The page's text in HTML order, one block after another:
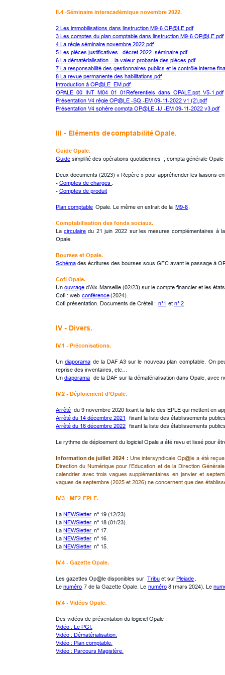
II.4 -Séminaire interacadémique novembre 2022.
2 Les immobilisations dans linstruction M9-6 OP@LE.pdf
3 Les comptes du plan comptable dans linstruction M9-6 OP@LE.pdf
4 La régie séminaire novembre 2022.pdf
5 Les pièces justificatives_ décret 2022_séminaire.pdf
6 La dématérialisation – la valeur probante des pièces.pdf
7 La responsabilité des gestionnaires publics et le contrôle interne
8 La revue permanente des habilitations.pdf
Introduction à OP@LE_EM.pdf
OPALE_00_INT_M04_01_01Referentiels_dans_OPALE.ppt_V5-1.pdf
Présentation V4 régie OP@LE -SQ -EM 09-11-2022 v1 (2).pdf
Présentation V4 sphère compta OP@LE -IJ -EM 09-11-2022 v3.pdf
III - Eléments de comptabilité Opale.
Guide Opale.
Guide simplifié des opérations quotidiennes  ; compta générale
Deux documents (2023) « Repère » pour appréhender les liaisons
- Comptes de charges .
- Comptes de produit
Plan comptable Opale. Le même en extrait de la M9-6.
Comptabilisation des fonds sociaux.
La circulaire du 21 juin 2022 sur les mesures complémentaires à la
Opale.
Bourses et Opale.
Schéma des écritures des bourses sous GFC avant le passage à
Cofi Opale.
Un ouvrage d’Aix-Marseille (02/23) sur le compte financier et les
Cofi : web conférence (2024).
Cofi présentation. Documents de Créteil : n°1 et n° 2.
IV - Divers.
IV.1 - Préconisations.
Un diaporama de la DAF A3 sur le nouveau plan comptable. On
reprise des inventaires, etc…
Un diaporama
de la DAF sur la dématérialisation dans Opale,
IV.2 - Déploiement d’Opale.
Arrêté
du 9 novembre 2020 fixant la liste des EPLE qui mettent en
Arrêté du 14 décembre 2021
fixant la liste des établissements
Arrêté du 16 décembre 2022
fixant la liste des établissements
Le rythme de déploement du logiciel Opale a été revu et lissé pour
Information de juillet 2024 : Une intersyndicale Op@le a été reçue
Direction du Numérique pour l’Education et de la Direction Générale
calendrier avec trois vagues supplémentaires en janvier et
vagues de septembre (2025 et 2026) ne concernent que des
IV.3 - MF2-EPLE.
La NEWSletter n° 19 (12/23).
La NEWSletter n° 18 (01/23).
La NEWSletter n° 17.
La NEWSletter n° 16.
La NEWSletter n° 15.
IV.4 - Gazette Opale.
Les gazettes Op@le disponibles sur Tribu et sur Pleiade .
Le numéro 7 de la Gazette Opale. Le numéro 8 (mars 2024). Le
IV.4 - Vidéos Opale.
Des vidéos de présentation du logiciel Opale :
Vidéo : Le PGI.
Vidéo : Dématérialisation.
Vidéo : Plan comptable.
Vidéo : Parcours Magistère.